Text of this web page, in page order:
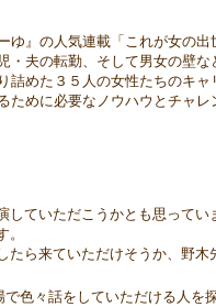
ゆ』の人気連載「これが女の
・夫の転勤、そして男女の壁
詰めた３５人の女性たちのキ
ために必要なノウハウとチャレ
していただこうかとも思って
たら来ていただけそうか、野木
で色々話をしていただける人を